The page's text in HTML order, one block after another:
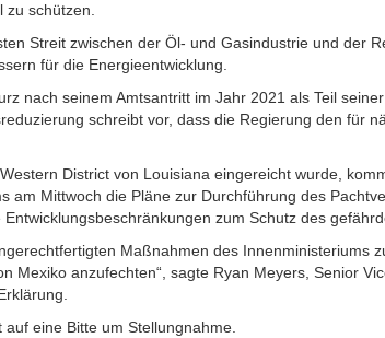
zu schützen.
Streit zwischen der Öl- und Gasindustrie und der
für die Energieentwicklung.
nach seinem Amtsantritt im Jahr 2021 als Teil
schreibt vor, dass die Regierung den für
District von Louisiana eingereicht wurde,
am Mittwoch die Pläne zur Durchführung des
zum Schutz des
Maßnahmen des Innenministeriums
Mexiko anzufechten“, sagte Ryan Meyers, Senior
eine Bitte um Stellungnahme.